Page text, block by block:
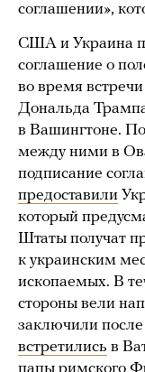
соглашении»,
США и Украина
соглашение о
во время
Дональда
в Вашингтоне.
между ними в
подписание
предоставили
который
Штаты получат
к украинским
ископаемых. В
стороны вели
заключили
встретились в